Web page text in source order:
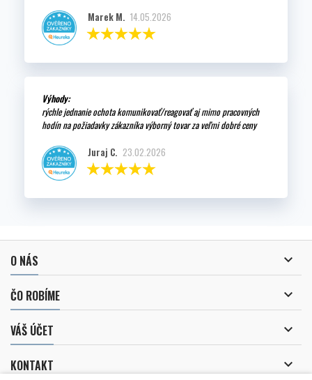
Marek M. 14.05.2026
Výhody:
rýchle jednanie ochota komunikovať/reagovať aj mimo pracovných
hodín na požiadavky zákazníka výborný tovar za veľmi dobré ceny
Juraj C. 23.02.2026
O NÁS 
ČO ROBÍME 
VÁŠ ÚČET 
KONTAKT 